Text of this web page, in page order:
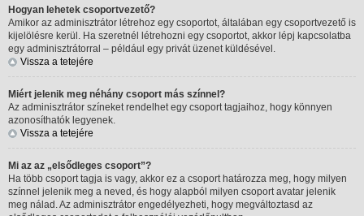
Hogyan lehetek csoportvezető?
Amikor az adminisztrátor létrehoz egy csoportot, általában egy csoportvezető is
kijelölésre kerül. Ha szeretnél létrehozni egy csoportot, akkor lépj kapcsolatba
egy adminisztrátorral – például egy privát üzenet küldésével.
Vissza a tetejére
Miért jelenik meg néhány csoport más színnel?
Az adminisztrátor színeket rendelhet egy csoport tagjaihoz, hogy könnyen
azonosíthatók legyenek.
Vissza a tetejére
Mi az az „elsődleges csoport”?
Ha több csoport tagja is vagy, akkor ez a csoport határozza meg, hogy milyen
színnel jelenik meg a neved, és hogy alapból milyen csoport avatar jelenik
meg nálad. Az adminisztrátor engedélyezheti, hogy megváltoztasd az